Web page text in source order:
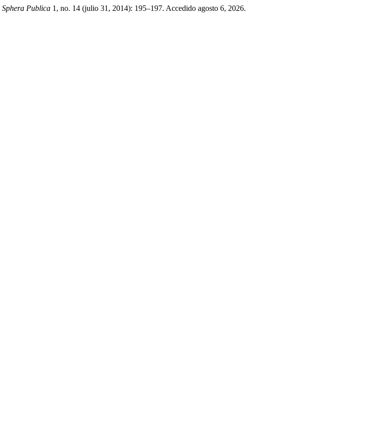
Sphera Publica 1, no. 14 (julio 31, 2014): 195–197. Accedido agosto 6, 2026.